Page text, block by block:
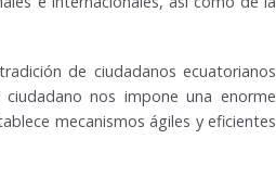
de ciudadanos ecuatorianos
nos impone una enorme
mecanismos ágiles y eficientes